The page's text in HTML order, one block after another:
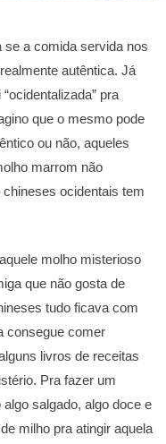
se a comida servida nos
autêntica. Já
pra
que o mesmo pode
ou não, aqueles
marrom não
ocidentais tem
molho misterioso
que não gosta de
tudo ficava com
consegue comer
livros de receitas
Pra fazer um
salgado, algo doce e
milho pra atingir aquela